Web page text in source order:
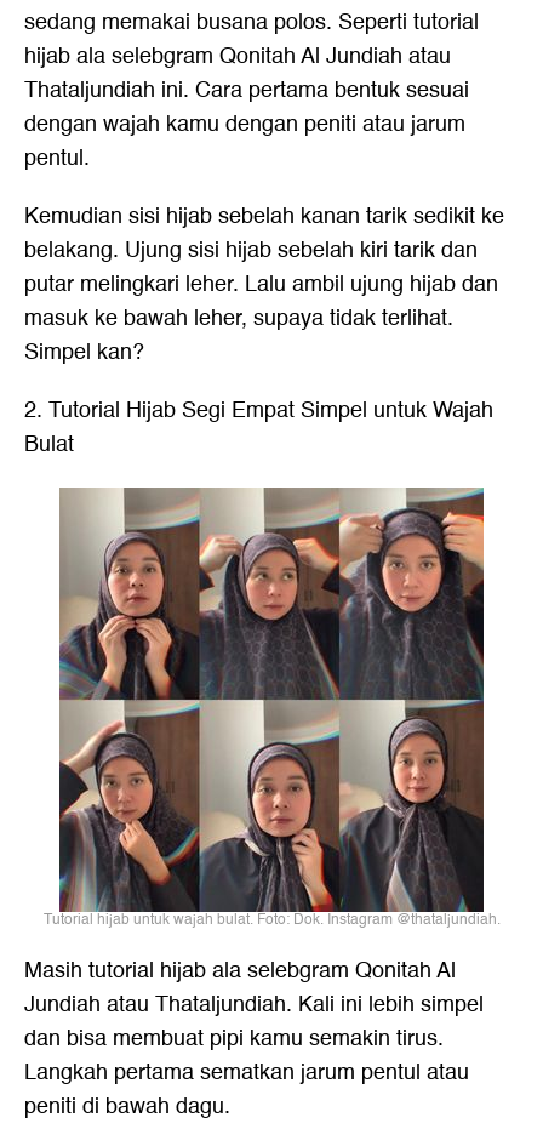
sedang memakai busana polos. Seperti tutorial
hijab ala selebgram Qonitah Al Jundiah atau
Thataljundiah ini. Cara pertama bentuk sesuai
dengan wajah kamu dengan peniti atau jarum
pentul.
Kemudian sisi hijab sebelah kanan tarik sedikit ke
belakang. Ujung sisi hijab sebelah kiri tarik dan
putar melingkari leher. Lalu ambil ujung hijab dan
masuk ke bawah leher, supaya tidak terlihat.
Simpel kan?
2. Tutorial Hijab Segi Empat Simpel untuk Wajah
Bulat
Tutorial hijab untuk wajah bulat. Foto: Dok. Instagram @thataljundiah.
Masih tutorial hijab ala selebgram Qonitah Al
Jundiah atau Thataljundiah. Kali ini lebih simpel
dan bisa membuat pipi kamu semakin tirus.
Langkah pertama sematkan jarum pentul atau
peniti di bawah dagu.